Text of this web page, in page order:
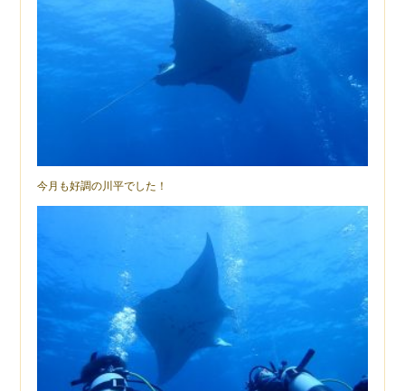
今月も好調の川平でした！